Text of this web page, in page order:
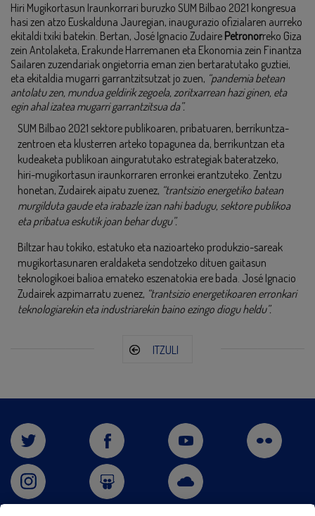
Hiri Mugikortasun Iraunkorrari buruzko SUM Bilbao 2021 kongresua
hasi zen atzo Euskalduna Jauregian, inaugurazio ofizialaren aurreko
ekitaldi txiki batekin. Bertan, José Ignacio Zudaire Petronorreko Giza
zein Antolaketa, Erakunde Harremanen eta Ekonomia zein Finantza
Sailaren zuzendariak ongietorria eman zien bertaratutako guztiei,
eta ekitaldia mugarri garrantzitsutzat jo zuen, “pandemia betean
antolatu zen, mundua geldirik zegoela, zoritxarrean hazi ginen, eta
egin ahal izatea mugarri garrantzitsua da”.
SUM Bilbao 2021 sektore publikoaren, pribatuaren, berrikuntza-
zentroen eta klusterren arteko topagunea da, berrikuntzan eta
kudeaketa publikoan ainguratutako estrategiak bateratzeko,
hiri-mugikortasun iraunkorraren erronkei erantzuteko. Zentzu
honetan, Zudairek aipatu zuenez, “trantsizio energetiko batean
murgilduta gaude eta irabazle izan nahi badugu, sektore publikoa
eta pribatua eskutik joan behar dugu”.
Biltzar hau tokiko, estatuko eta nazioarteko produkzio-sareak
mugikortasunaren eraldaketa sendotzeko dituen gaitasun
teknologikoei balioa emateko eszenatokia ere bada. José Ignacio
Zudairek azpimarratu zuenez, “trantsizio energetikoaren erronkari
teknologiarekin eta industriarekin baino ezingo diogu heldu”.
ITZULI